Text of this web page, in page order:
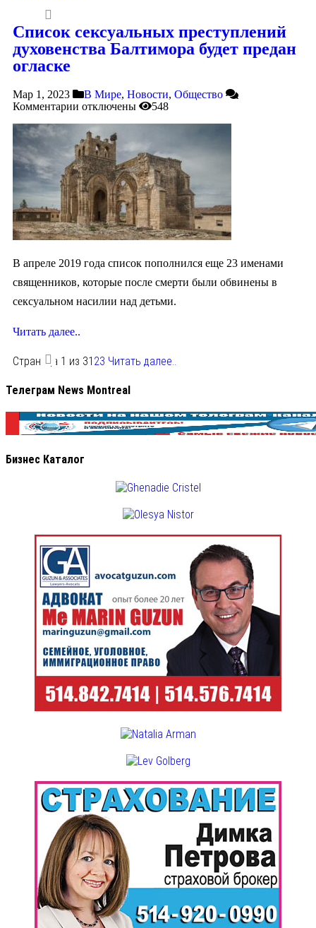
Список сексуальных преступлений
духовенства Балтимора будет предан
огласке
Мар 1, 2023 В Мире, Новости, Общество
Комментарии отключены 548
В апреле 2019 года список пополнился еще 23 именами
священников, которые после смерти были обвинены в
сексуальном насилии над детьми.
Читать далее..
Страница 1 из 31 23 Читать далее..
Телеграм News Montreal
Бизнес Каталог